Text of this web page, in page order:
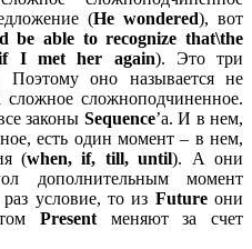
(He wondered), вот
beable torecognizethat\the
I mether again). Это три
Поэтому оно называется не
сложноподчиненное.
законы Sequence’а. И в нем,
есть один момент – в нем,
(when,if, till,until). А они
дополнительным момент
условие, то из Futureони
Present меняют за счет